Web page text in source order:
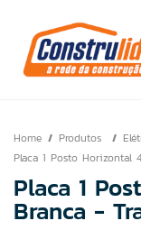
Home Produtos
Placa 1 Posto Horizontal
Placa 1
Branca -